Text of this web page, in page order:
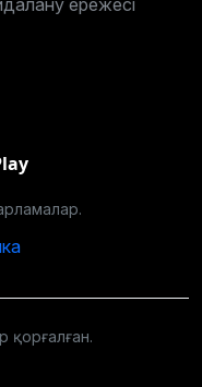
ережесі
қорғалған.